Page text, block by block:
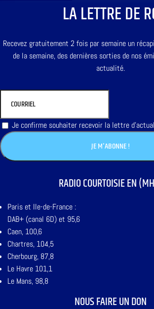
LA LETTRE DE
Recevez gratuitement 2 fois par semaine un
de la semaine, des dernières sorties de nos
actualité.
Je confirme souhaiter recevoir la lettre
RADIO COURTOISIE EN
Paris et Ile-de-France :
DAB+ (canal 6D) et 95,6
Caen, 100,6
Chartres, 104,5
Cherbourg, 87,8
Le Havre 101,1
Le Mans, 98,8
NOUS FAIRE UN DON